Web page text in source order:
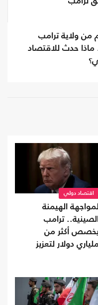
يوم من ولاية ترامب
ماذا حدث للاقتصاد
اقتصاد دولي
لمواجهة الهيمنة
الصينية.. ترامب
أكثر من
دولار لتعزيز